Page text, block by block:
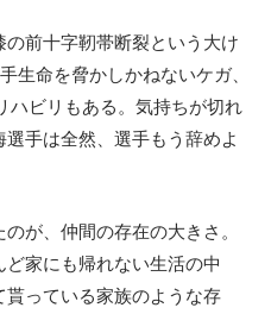
前十字靭帯断裂という大け
生命を脅かしかねないケガ、
ハビリもある。気持ちが切れ
手は全然、選手もう辞めよ
が、仲間の存在の大きさ。
家にも帰れない生活の中
っている家族のような存